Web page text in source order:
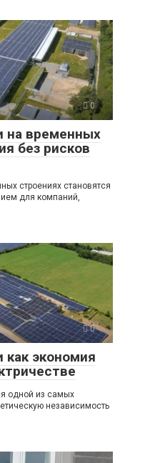
0
на временных
без рисков
строениях становятся
для компаний,
0
экономия
одной из самых
независимость